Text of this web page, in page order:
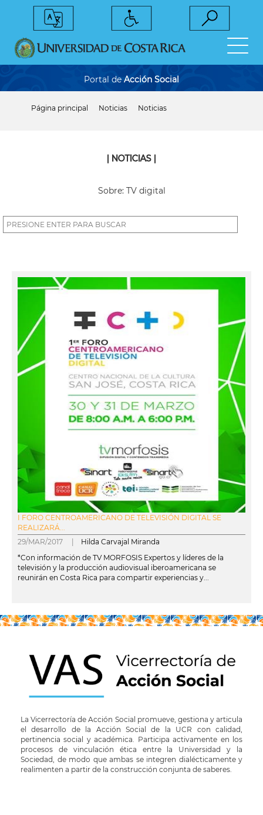
Portal de Acción Social
Página principal Noticias Noticias
| NOTICIAS |
Sobre: TV digital
I FORO CENTROAMERICANO DE TELEVISIÓN DIGITAL SE
REALIZARÁ...
29/MAR/2017 | Hilda Carvajal Miranda
*Con información de TV MORFOSIS Expertos y líderes de la
televisión y la producción audiovisual iberoamericana se
reunirán en Costa Rica para compartir experiencias y...
La Vicerrectoría de Acción Social promueve, gestiona y articula
el desarrollo de la Acción Social de la UCR con calidad,
pertinencia social y académica. Participa activamente en los
procesos de vinculación ética entre la Universidad y la
Sociedad, de modo que ambas se integren dialécticamente y
realimenten a partir de la construcción conjunta de saberes.